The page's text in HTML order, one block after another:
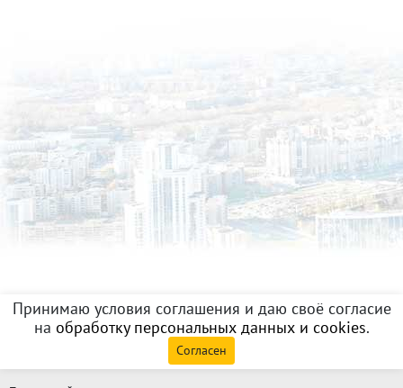
Принимаю условия соглашения и даю своё согласие
на обработку персональных данных и cookies.
Согласен